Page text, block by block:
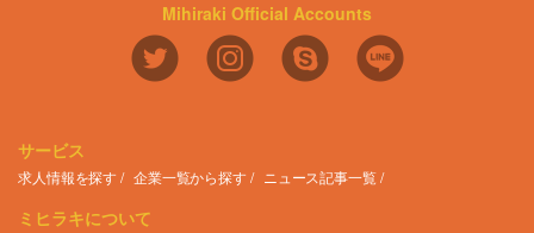
Mihiraki Official Accounts
サービス
求人情報を探す 企業一覧から探す ニュース記事一覧
ミヒラキについて